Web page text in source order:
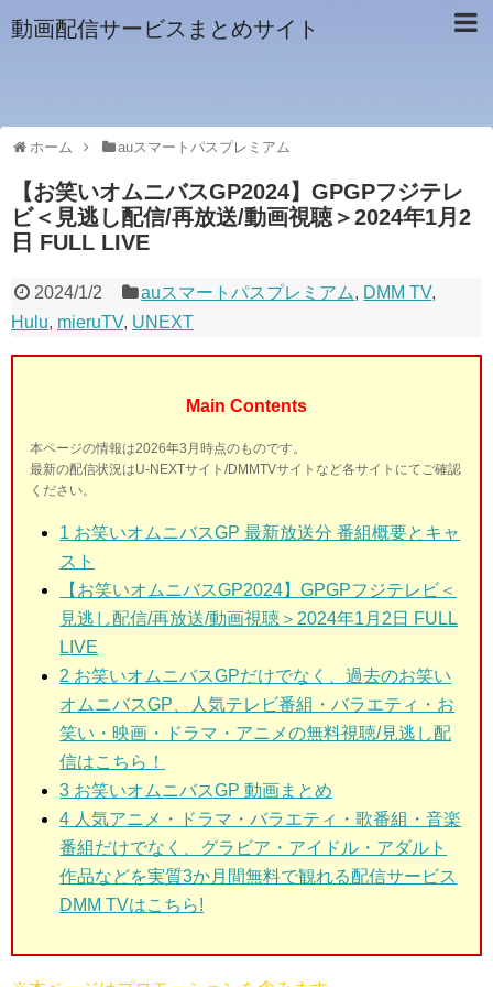
動画配信サービスまとめサイト
ホーム auスマートパスプレミアム
【お笑いオムニバスGP2024】GPGPフジテレ
ビ＜見逃し配信/再放送/動画視聴＞2024年1月2
日 FULL LIVE
2024/1/2 auスマートパスプレミアム, DMM TV,
Hulu, mieruTV, UNEXT
Main Contents
本ページの情報は2026年3月時点のものです。
最新の配信状況はU-NEXTサイト/DMMTVサイトなど各サイトにてご確認
ください。
1 お笑いオムニバスGP 最新放送分 番組概要とキャ
スト
【お笑いオムニバスGP2024】GPGPフジテレビ＜
見逃し配信/再放送/動画視聴＞2024年1月2日 FULL
LIVE
2 お笑いオムニバスGPだけでなく、過去のお笑い
オムニバスGP、人気テレビ番組・バラエティ・お
笑い・映画・ドラマ・アニメの無料視聴/見逃し配
信はこちら！
3 お笑いオムニバスGP 動画まとめ
4 人気アニメ・ドラマ・バラエティ・歌番組・音楽
番組だけでなく、グラビア・アイドル・アダルト
作品などを実質3か月間無料で観れる配信サービス
DMM TVはこちら!